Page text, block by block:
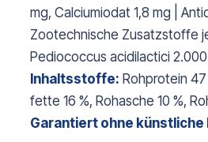
mg, Calciumiodat 1,8 mg |
Zootechnische Zusatzstoffe
Pediococcus acidilactici 2.000
Inhaltsstoffe: Rohprotein
fette 16 %, Rohasche 10 %,
Garantiert ohne